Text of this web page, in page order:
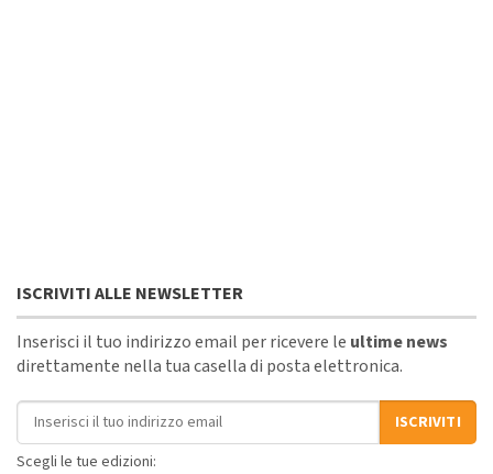
ISCRIVITI ALLE NEWSLETTER
Inserisci il tuo indirizzo email per ricevere le ultime news
direttamente nella tua casella di posta elettronica.
Indirizzo email
ISCRIVITI
Scegli le tue edizioni: